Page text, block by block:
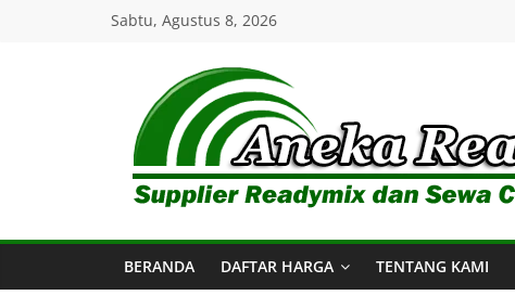
Sabtu, Agustus 8, 2026
Aneka
Readymix
Pusat
Penjualan
BERANDA DAFTAR HARGA TENTANG KAMI